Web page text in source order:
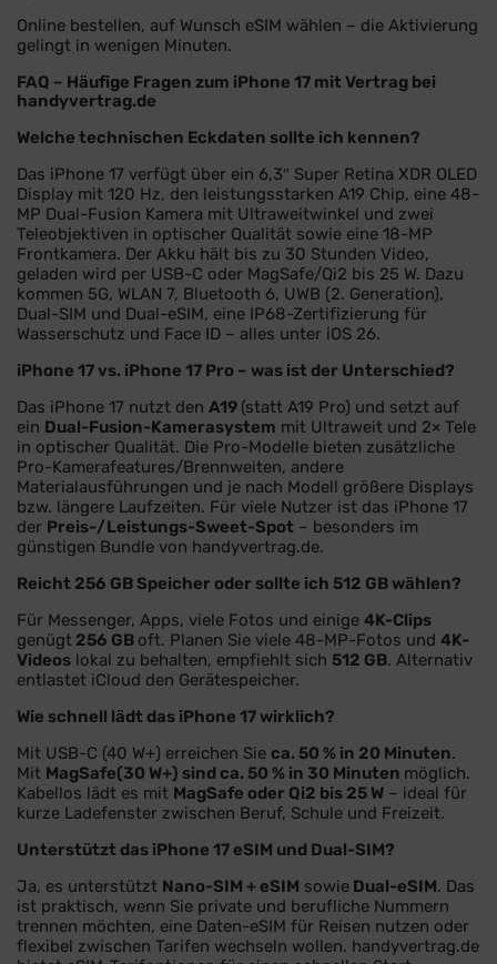
Online bestellen, auf Wunsch eSIM wählen – die Aktivierung
gelingt in wenigen Minuten.
FAQ – Häufige Fragen zum iPhone 17 mit Vertrag bei
handyvertrag.de
Welche technischen Eckdaten sollte ich kennen?
Das iPhone 17 verfügt über ein 6,3″ Super Retina XDR OLED
Display mit 120 Hz, den leistungsstarken A19 Chip, eine 48-
MP Dual-Fusion Kamera mit Ultraweitwinkel und zwei
Teleobjektiven in optischer Qualität sowie eine 18-MP
Frontkamera. Der Akku hält bis zu 30 Stunden Video,
geladen wird per USB-C oder MagSafe/Qi2 bis 25 W. Dazu
kommen 5G, WLAN 7, Bluetooth 6, UWB (2. Generation),
Dual-SIM und Dual-eSIM, eine IP68-Zertifizierung für
Wasserschutz und Face ID – alles unter iOS 26.
iPhone 17 vs. iPhone 17 Pro – was ist der Unterschied?
Das iPhone 17 nutzt den A19 (statt A19 Pro) und setzt auf
ein Dual-Fusion-Kamerasystem mit Ultraweit und 2× Tele
in optischer Qualität. Die Pro-Modelle bieten zusätzliche
Pro-Kamerafeatures/Brennweiten, andere
Materialausführungen und je nach Modell größere Displays
bzw. längere Laufzeiten. Für viele Nutzer ist das iPhone 17
der Preis-/Leistungs-Sweet-Spot – besonders im
günstigen Bundle von handyvertrag.de.
Reicht 256 GB Speicher oder sollte ich 512 GB wählen?
Für Messenger, Apps, viele Fotos und einige 4K-Clips
genügt 256 GB oft. Planen Sie viele 48-MP-Fotos und 4K-
Videos lokal zu behalten, empfiehlt sich 512 GB. Alternativ
entlastet iCloud den Gerätespeicher.
Wie schnell lädt das iPhone 17 wirklich?
Mit USB-C (40 W+) erreichen Sie ca. 50 % in 20 Minuten.
Mit MagSafe(30 W+) sind ca. 50 % in 30 Minuten möglich.
Kabellos lädt es mit MagSafe oder Qi2 bis 25 W – ideal für
kurze Ladefenster zwischen Beruf, Schule und Freizeit.
Unterstützt das iPhone 17 eSIM und Dual-SIM?
Ja, es unterstützt Nano-SIM + eSIM sowie Dual-eSIM. Das
ist praktisch, wenn Sie private und berufliche Nummern
trennen möchten, eine Daten-eSIM für Reisen nutzen oder
flexibel zwischen Tarifen wechseln wollen. handyvertrag.de